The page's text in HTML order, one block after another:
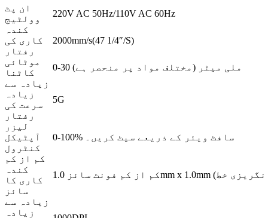
ان پٹ
وولٹیج
220V AC 50Hz/110V AC 60Hz
کندہ
کاری کی
رفتار
2000mm/s(47 1/4″/S)
موٹائی
کاٹنا
0-30 ملی میٹر (مختلف مواد پر منحصر ہے)
زیادہ سے
زیادہ
سرعت کی
رفتار
5G
لیزر
آپٹیکل
کنٹرول
0-100% سافٹ ویئر کے ذریعے سیٹ کریں۔
کم از کم
کندہ
کاری کا
سائز
زیادہ سے
زیادہ